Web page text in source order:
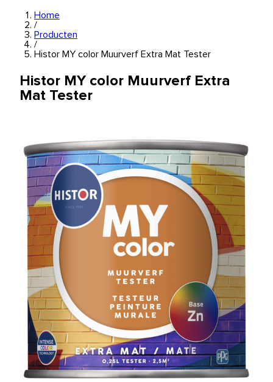
Home
/
Producten
/
Histor MY color Muurverf Extra Mat Tester
Histor MY color Muurverf Extra
Mat Tester